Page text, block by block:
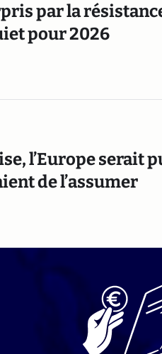
par la
pour 2026
l’Europe serait
de l’assumer